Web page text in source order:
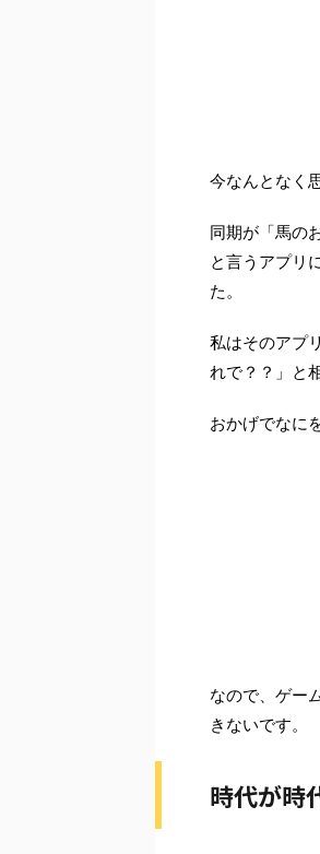
今なんとなく
同期が「馬の
と言うアプリ
た。
私はそのアプ
れで？？」と
おかげでなに
なので、ゲー
きないです。
時代が時